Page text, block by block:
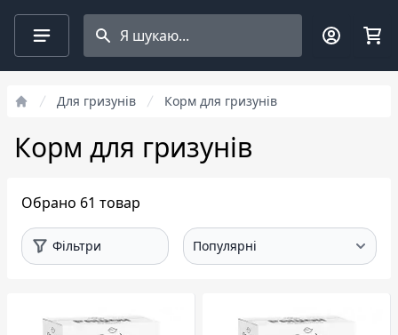
Search projects
Для гризунів Корм для гризунів
Корм для гризунів
Обрано 61 товар
Фільтри
Фільтри